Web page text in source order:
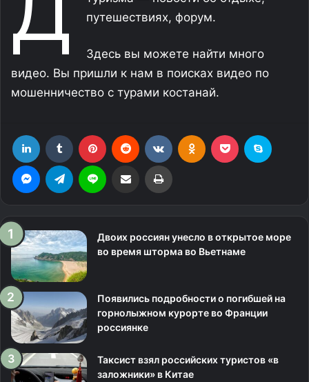
путешествиях, форум.
Здесь вы можете найти много
видео. Вы пришли к нам в поисках видео по
мошенничество с турами костанай.
Двоих россиян унесло в открытое море
во время шторма во Вьетнаме
Появились подробности о погибшей на
горнолыжном курорте во Франции
россиянке
Таксист взял российских туристов «в
заложники» в Китае